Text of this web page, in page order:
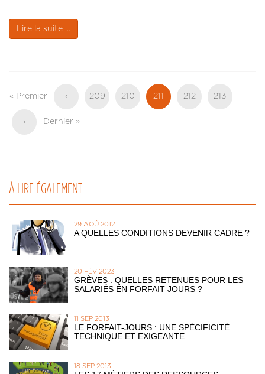
Lire la suite ...
Première
« Premier
Page
‹ Page
209 Page
210
Page
actuelle
211 Page
212 Page
213
Page
›
Dernière
Dernier »
À LIRE ÉGALEMENT
29 AOÛ 2012
A QUELLES CONDITIONS DEVENIR CADRE ?
20 FÉV 2023
GRÈVES : QUELLES RETENUES POUR LES
SALARIÉS EN FORFAIT JOURS ?
11 SEP 2013
LE FORFAIT-JOURS : UNE SPÉCIFICITÉ
TECHNIQUE ET EXIGEANTE
18 SEP 2013